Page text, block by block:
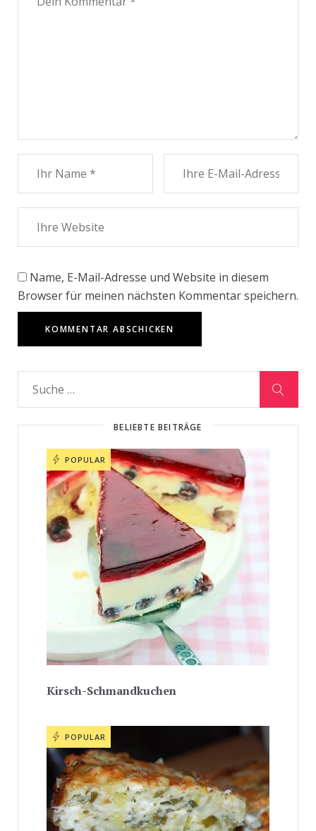
Name, E-Mail-Adresse und Website in diesem
Browser für meinen nächsten Kommentar speichern.
BELIEBTE BEITRÄGE
POPULAR
Kirsch-Schmandkuchen
POPULAR